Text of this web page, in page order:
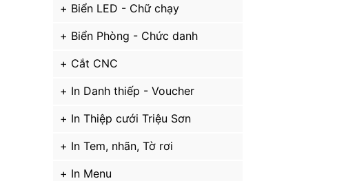
Biển LED - Chữ chạy
Biển Phòng - Chức danh
Cắt CNC
In Danh thiếp - Voucher
In Thiệp cưới Triệu Sơn
In Tem, nhãn, Tờ rơi
In Menu